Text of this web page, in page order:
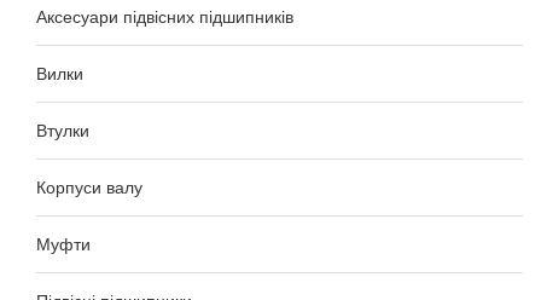
Аксесуари підвісних підшипників
Вилки
Втулки
Корпуси валу
Муфти